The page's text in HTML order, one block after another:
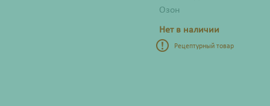
Озон
Нет в наличии
Рецептурный товар